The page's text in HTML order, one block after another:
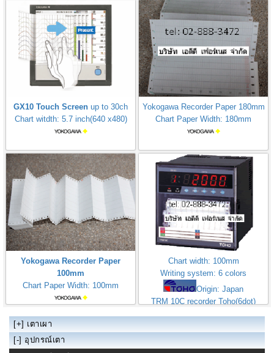
GX10 Touch Screen up to 30ch
Chart witdth: 5.7 inch(640 x480)
Yokogawa Recorder Paper 180mm
Chart Paper Width: 180mm
Yokogawa Recorder Paper
100mm
Chart Paper Width: 100mm
Chart width: 100mm
Writing system: 6 colors
Origin: Japan
TRM 10C recorder Toho(6dot)
[+] เตาเผา
[-] อุปกรณ์เตา